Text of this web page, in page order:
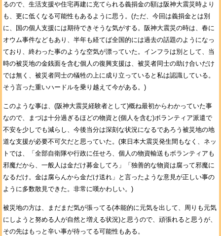
るので、生活支援や住宅再建に充てられる義捐金の額は阪神大震災時より
も、更に低くなる可能性もあるように思う。(ただ、今回は義捐金とは別
に、国の個人支援には期待できそうな気がする。阪神大震災の時は、春に
オウム事件などもあり、半年も経てば全国的には過去の話題のようになっ
ており、終わった事のような空気が漂っていた。インフラは別として、当
時の被災地の金銭面を含む個人の復興支援は、被災者同士の助け合いだけ
では無く、被災者同士の犠牲の上に成り立っていると私は認識している。
そう言った重いハードルを乗り越えて今がある。)
このような事は、(阪神大震災経験者として)概ね最初からわかっていた事
なので、まづは十分過ぎるほどの物資と(個人を含む)ボランティア派遣で
不安を少しでも減らし、今後当分は深刻な状況になるであろう被災地の地
道な支援が必要不可欠だと思っていた。(東日本大震災発生間もなく、ネッ
トでは、「全部自衛隊や行政に任せろ、個人の物資輸送もボランティアも
邪魔だから、一般人は金だけ募金してろ」「独善的な物資は腐って邪魔に
なるだけ。金は腐らんから金だけ送れ」と言ったような意見が正しい事の
ように多数散見できた。非常に嘆かわしい。)
被災地の方は、まだまだ気が張ってる(本能的に元気を出して、周りも元気
にしようと努める人が自然と増える状況)と思うので、頑張れると思うが、
その先はもっと辛い事が待ってる可能性もある。